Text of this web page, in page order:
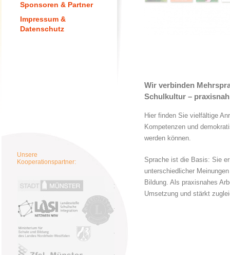
Sponsoren & Partner
Impressum &
Datenschutz
Wir verbinden
Schulkultur –
Hier finden Sie vielfältige
Kompetenzen und
werden können.
Sprache ist die Basis: Sie
unterschiedlicher
Bildung. Als praxisnahes
Umsetzung und stärkt
Unsere
Kooperationspartner:
Kontaktstelle für Interkulturelles
Stadt Münster
Lions Club